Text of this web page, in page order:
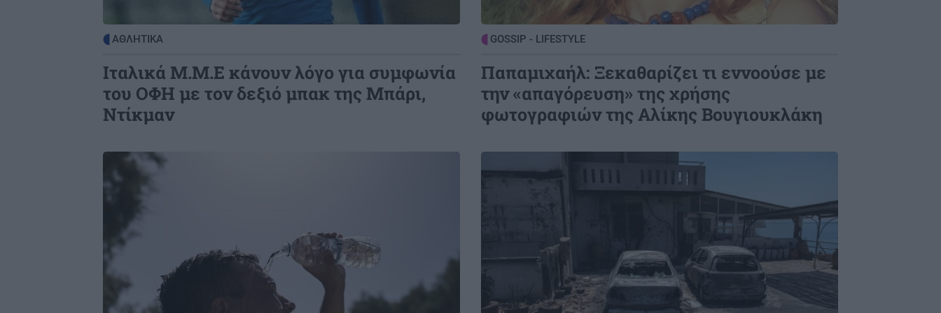
10:12
Κρήτη - νοσοκομεία: Κλινικές πάνω
ασθενείς
ΑΘΛΗΤΙΚΑ
Ιταλικά Μ.Μ.Ε κάνουν λόγο για συμφωνία
του ΟΦΗ με τον δεξιό μπακ της Μπάρι,
Ντίκμαν
GOSSIP - LIFESTYLE
Παπαμιχαήλ: Ξεκαθαρίζει τι εννοούσε με
την «απαγόρευση» της χρήσης
φωτογραφιών της Αλίκης Βουγιουκλάκη
Image